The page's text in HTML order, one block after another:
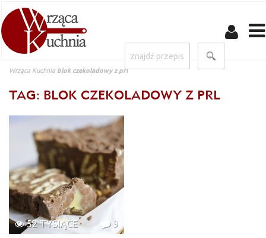
Wrząca Kuchnia blok czekoladowy z prl
TAG: BLOK CZEKOLADOWY Z PRL
9
52 TYSIĄCE